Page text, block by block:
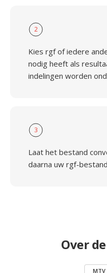
2
Kies rgf of iedere
nodig heeft als
indelingen worden
3
Laat het bestand
daarna uw rgf-
Over
MTV